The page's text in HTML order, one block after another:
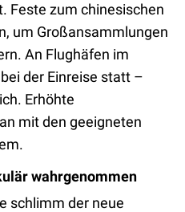
Feste zum chinesischen
um Großansammlungen
An Flughäfen im
der Einreise statt –
Erhöhte
mit den geeigneten
wahrgenommen
schlimm der neue